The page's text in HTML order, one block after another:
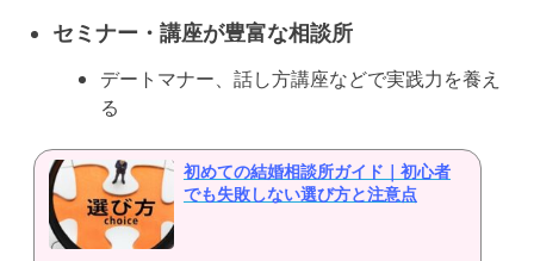
セミナー・講座が豊富な相談所
デートマナー、話し方講座などで実践力を養え
る
初めての結婚相談所ガイド｜初心者
でも失敗しない選び方と注意点